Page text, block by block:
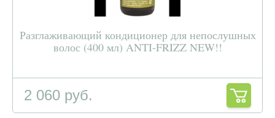
Разглаживающий кондиционер для непослушных
волос (400 мл) ANTI-FRIZZ NEW!!
2 060 руб.